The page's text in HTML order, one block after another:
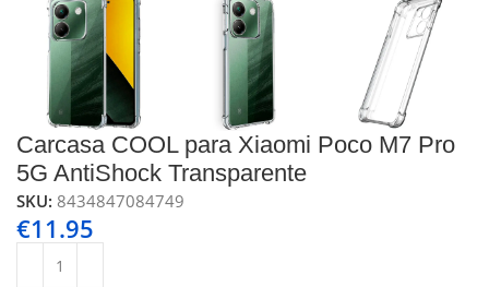
Carcasa COOL para Xiaomi Poco M7 Pro
5G AntiShock Transparente
SKU:8434847084749
€11.95